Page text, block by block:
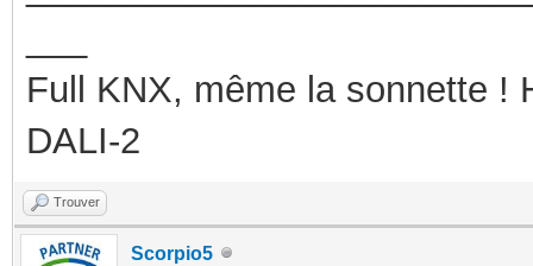
Full KNX, même la sonnette !
DALI-2
Trouver
Scorpio5